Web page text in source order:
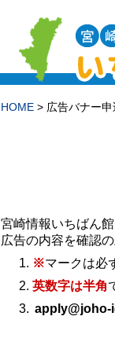
HOME > 広告バナー申
宮崎情報いちばん
広告の内容を確認
※マークは必
英数字は半角